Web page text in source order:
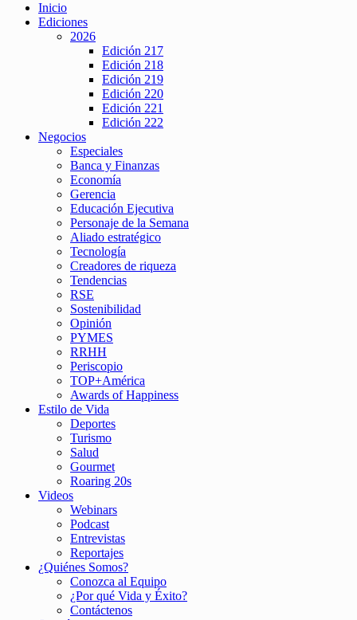
Inicio
Ediciones
2026
Edición 217
Edición 218
Edición 219
Edición 220
Edición 221
Edición 222
Negocios
Especiales
Banca y Finanzas
Economía
Gerencia
Educación Ejecutiva
Personaje de la Semana
Aliado estratégico
Tecnología
Creadores de riqueza
Tendencias
RSE
Sostenibilidad
Opinión
PYMES
RRHH
Periscopio
TOP+América
Awards of Happiness
Estilo de Vida
Deportes
Turismo
Salud
Gourmet
Roaring 20s
Videos
Webinars
Podcast
Entrevistas
Reportajes
¿Quiénes Somos?
Conozca al Equipo
¿Por qué Vida y Éxito?
Contáctenos